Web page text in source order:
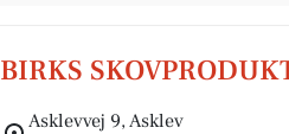
BIRKS
Asklevvej 9, Asklev